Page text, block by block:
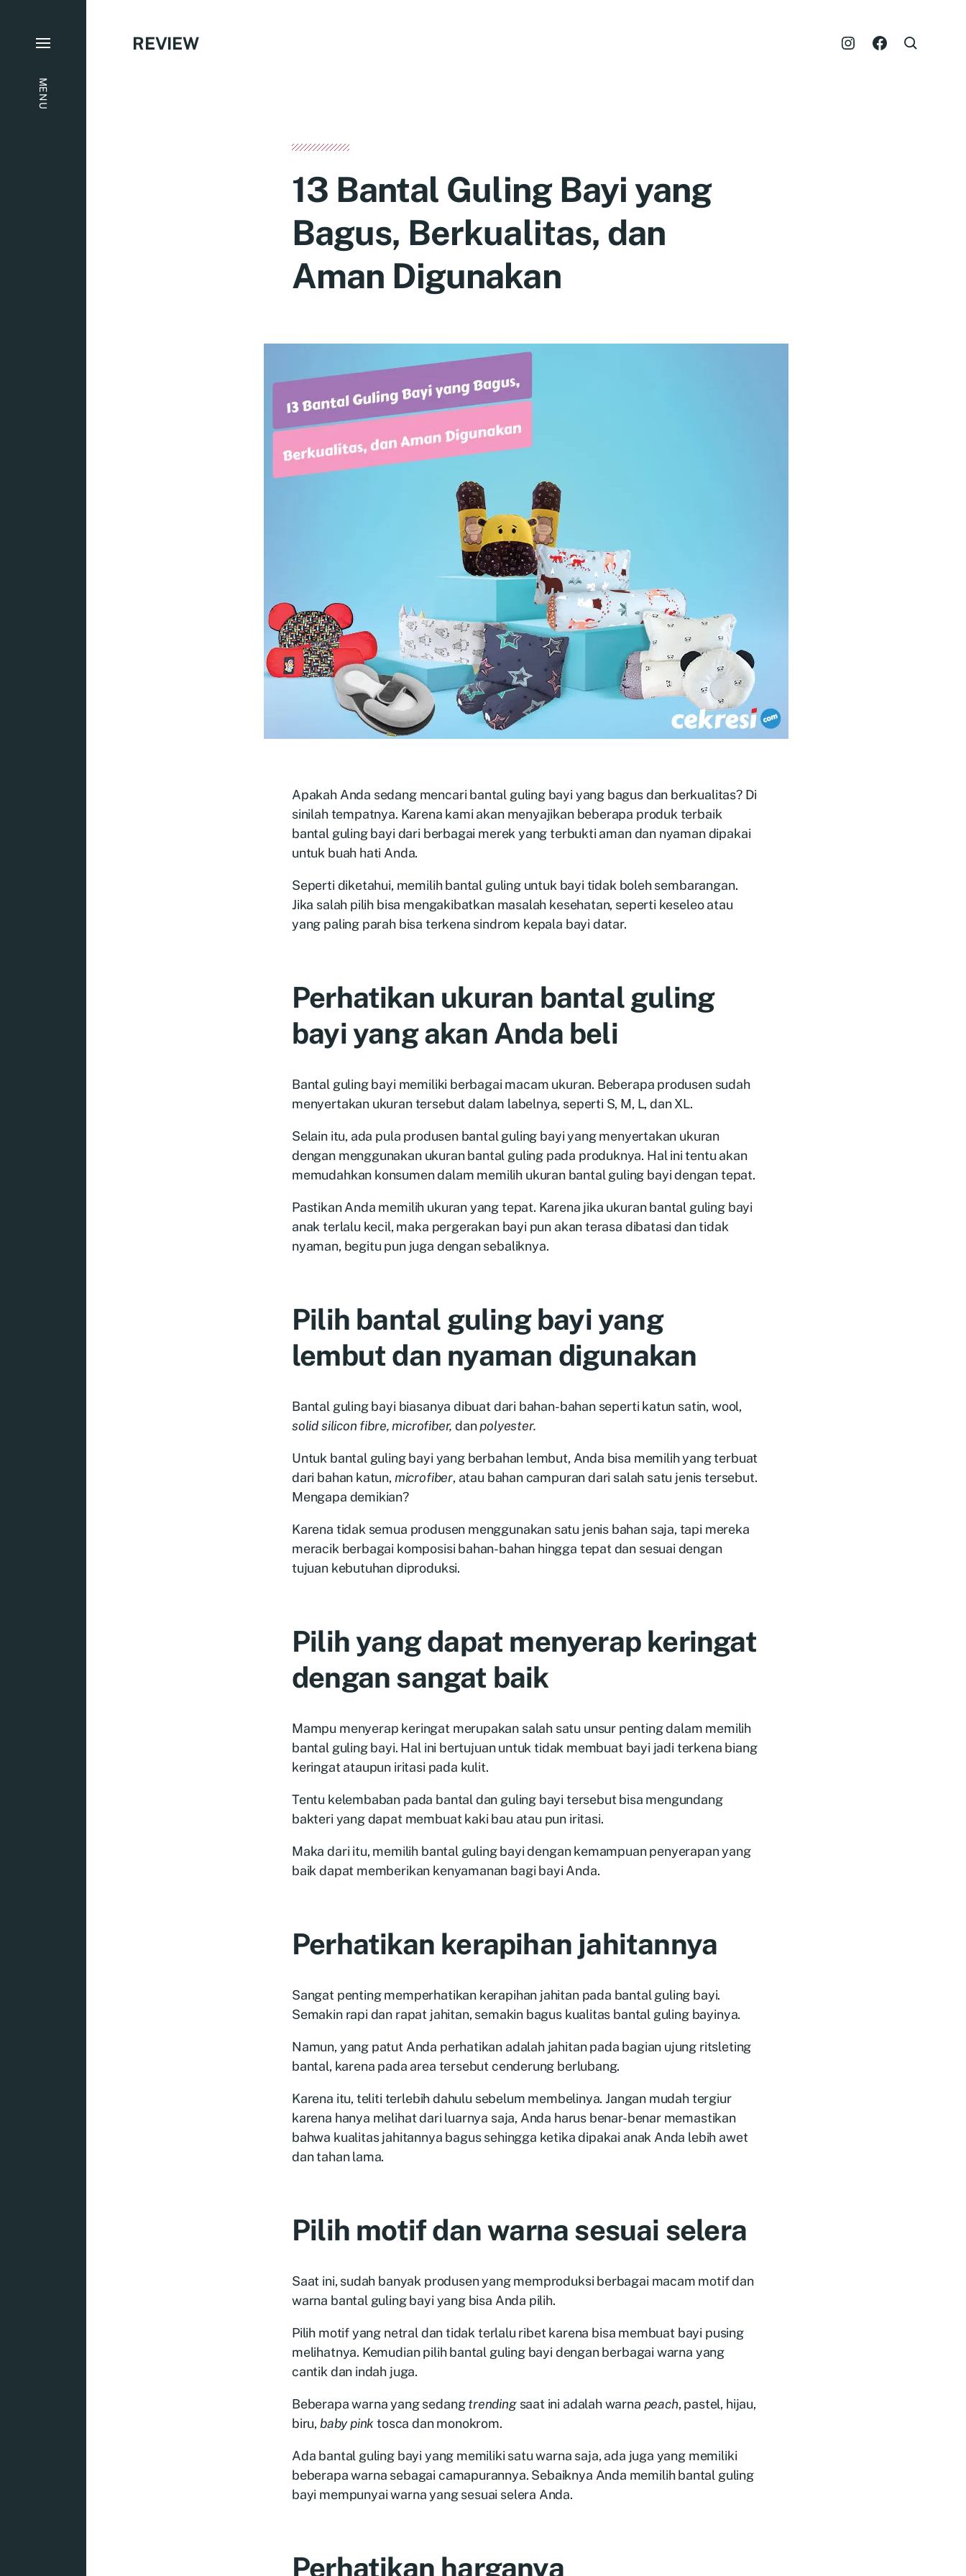
MENU
REVIEW
13 Bantal Guling Bayi yang
Bagus, Berkualitas, dan
Aman Digunakan
Apakah Anda sedang mencari bantal guling bayi yang bagus dan berkualitas? Di
sinilah tempatnya. Karena kami akan menyajikan beberapa produk terbaik
bantal guling bayi dari berbagai merek yang terbukti aman dan nyaman dipakai
untuk buah hati Anda.
Seperti diketahui, memilih bantal guling untuk bayi tidak boleh sembarangan.
Jika salah pilih bisa mengakibatkan masalah kesehatan, seperti keseleo atau
yang paling parah bisa terkena sindrom kepala bayi datar.
Perhatikan ukuran bantal guling
bayi yang akan Anda beli
Bantal guling bayi memiliki berbagai macam ukuran. Beberapa produsen sudah
menyertakan ukuran tersebut dalam labelnya, seperti S, M, L, dan XL.
Selain itu, ada pula produsen bantal guling bayi yang menyertakan ukuran
dengan menggunakan ukuran bantal guling pada produknya. Hal ini tentu akan
memudahkan konsumen dalam memilih ukuran bantal guling bayi dengan tepat.
Pastikan Anda memilih ukuran yang tepat. Karena jika ukuran bantal guling bayi
anak terlalu kecil, maka pergerakan bayi pun akan terasa dibatasi dan tidak
nyaman, begitu pun juga dengan sebaliknya.
Pilih bantal guling bayi yang
lembut dan nyaman digunakan
Bantal guling bayi biasanya dibuat dari bahan-bahan seperti katun satin, wool,
solid silicon fibre, microfiber,danpolyester.
Untuk bantal guling bayi yang berbahan lembut, Anda bisa memilih yang terbuat
dari bahan katun, microfiber, atau bahan campuran dari salah satu jenis tersebut.
Mengapa demikian?
Karena tidak semua produsen menggunakan satu jenis bahan saja, tapi mereka
meracik berbagai komposisi bahan-bahan hingga tepat dan sesuai dengan
tujuan kebutuhan diproduksi.
Pilih yang dapat menyerap keringat
dengan sangat baik
Mampu menyerap keringat merupakan salah satu unsur penting dalam memilih
bantal guling bayi. Hal ini bertujuan untuk tidak membuat bayi jadi terkena biang
keringat ataupun iritasi pada kulit.
Tentu kelembaban pada bantal dan guling bayi tersebut bisa mengundang
bakteri yang dapat membuat kaki bau atau pun iritasi.
Maka dari itu, memilih bantal guling bayi dengan kemampuan penyerapan yang
baik dapat memberikan kenyamanan bagi bayi Anda.
Perhatikan kerapihan jahitannya
Sangat penting memperhatikan kerapihan jahitan pada bantal guling bayi.
Semakin rapi dan rapat jahitan, semakin bagus kualitas bantal guling bayinya.
Namun, yang patut Anda perhatikan adalah jahitan pada bagian ujung ritsleting
bantal, karena pada area tersebut cenderung berlubang.
Karena itu, teliti terlebih dahulu sebelum membelinya. Jangan mudah tergiur
karena hanya melihat dari luarnya saja, Anda harus benar-benar memastikan
bahwa kualitas jahitannya bagus sehingga ketika dipakai anak Anda lebih awet
dan tahan lama.
Pilih motif dan warna sesuai selera
Saat ini, sudah banyak produsen yang memproduksi berbagai macam motif dan
warna bantal guling bayi yang bisa Anda pilih.
Pilih motif yang netral dan tidak terlalu ribet karena bisa membuat bayi pusing
melihatnya. Kemudian pilih bantal guling bayi dengan berbagai warna yang
cantik dan indah juga.
Beberapa warna yang sedangtrendingsaat ini adalah warna peach, pastel, hijau,
biru, baby pinktosca dan monokrom.
Ada bantal guling bayi yang memiliki satu warna saja, ada juga yang memiliki
beberapa warna sebagai camapurannya. Sebaiknya Anda memilih bantal guling
bayi mempunyai warna yang sesuai selera Anda.
Perhatikan harganya